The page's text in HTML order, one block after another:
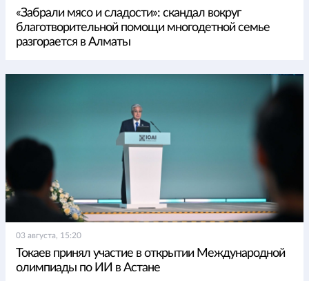
«Забрали мясо и сладости»: скандал вокруг
благотворительной помощи многодетной семье
разгорается в Алматы
03 августа, 15:20
Токаев принял участие в открытии Международной
олимпиады по ИИ в Астане